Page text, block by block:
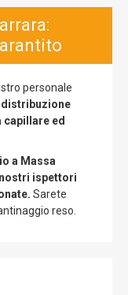
personale
distribuzione
capillare ed
a Massa
ispettori
Sarete
reso.